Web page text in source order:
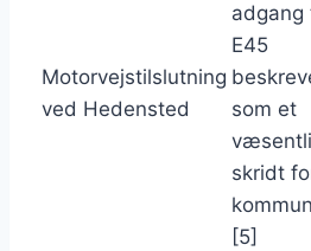
Motorvejstilslutning
ved Hedensted
adgang
E45
som et
skridt
[5]